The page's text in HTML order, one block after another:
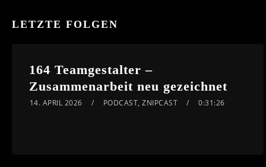
LETZTE FOLGEN
164 Teamgestalter –
Zusammenarbeit neu gezeichnet
14. APRIL 2026 PODCAST,ZNIPCAST 0:31:26